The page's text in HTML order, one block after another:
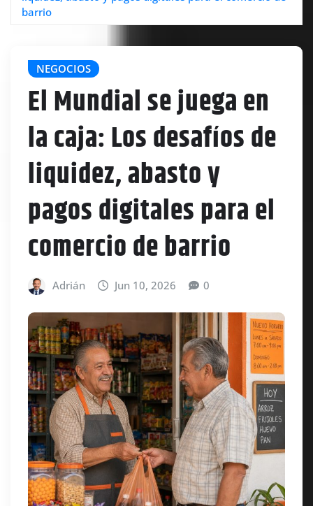
barrio
NEGOCIOS
El Mundial se juega en
la caja: Los desafíos de
liquidez, abasto y
pagos digitales para el
comercio de barrio
Adrián Jun 10, 2026 0